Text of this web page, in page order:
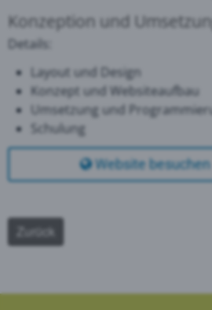
Konzeption und
Details:
Layout und Design
Konzept und Websiteaufbau
Umsetzung und
Schulung
Website besuchen
Zurück